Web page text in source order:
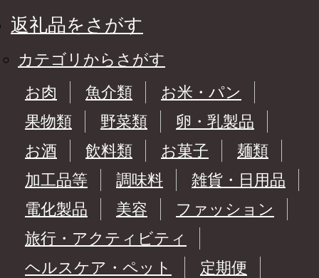
返礼品をさがす
カテゴリからさがす
お肉
魚介類
お米・パン
果物類
野菜類
卵・乳製品
お酒
飲料類 お菓子
麺類
加工品等
調味料
雑貨・日用品
電化製品
美容
ファッション
旅行・アクティビティ
ヘルスケア・ペット
定期便